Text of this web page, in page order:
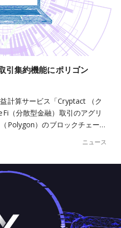
引集約機能にポリゴン
計算サービス「Cryptact （ク
（分散型金融）取引のアグリ
Polygon）のブロックチェー…
ニュース